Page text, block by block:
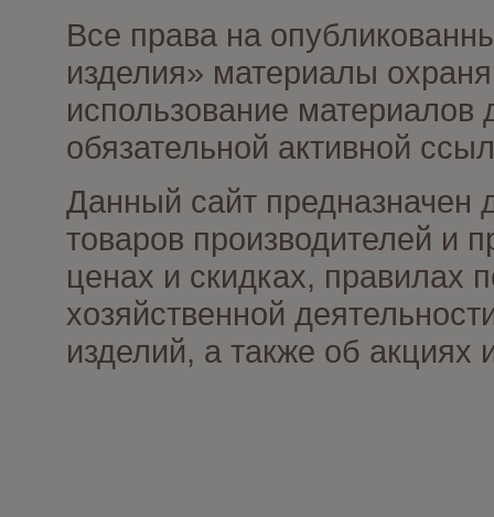
Все права на
изделия» материалы
использование материалов
обязательной активной
Данный сайт предназначен
товаров производителей и
ценах и скидках, правилах
хозяйственной
изделий, а также об